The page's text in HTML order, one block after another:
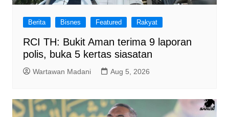
Berita Bisnes Featured Rakyat
RCI TH: Bukit Aman terima 9 laporan
polis, buka 5 kertas siasatan
Wartawan Madani Aug 5, 2026